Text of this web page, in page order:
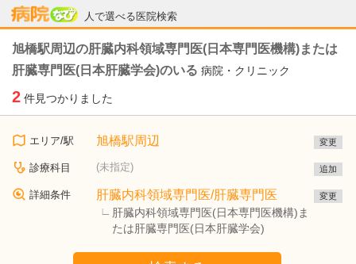
人で選べる医院検索
病院なび
旭橋駅周辺の肝臓内科領域専門医(日本専門医機構)または
肝臓専門医(日本肝臓学会)のいる 病院・クリニック
2 件見つかりました
エリア/駅 旭橋駅周辺 変更
診療科目 (未指定) 追加
詳細条件 肝臓内科領域専門医/肝臓専門医
肝臓内科領域専門医(日本専門医機構)ま
たは肝臓専門医(日本肝臓学会)
変更